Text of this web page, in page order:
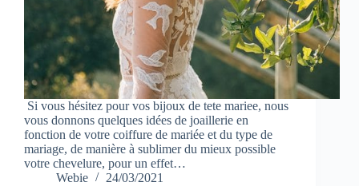
Si vous hésitez pour vos bijoux de tete mariee, nous
vous donnons quelques idées de joaillerie en
fonction de votre coiffure de mariée et du type de
mariage, de manière à sublimer du mieux possible
votre chevelure, pour un effet…
Webie
24/03/2021